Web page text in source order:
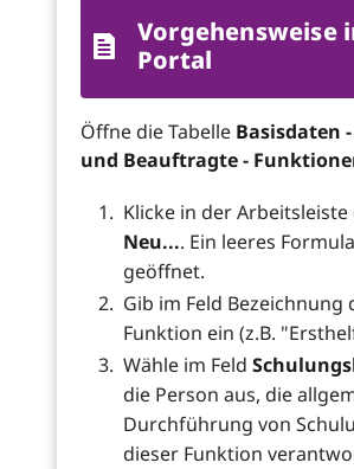
Vorgehensweise
Portal
Öffne die Tabelle Basisdaten
und Beauftragte -
Klicke in der
Neu.... Ein leeres
geöffnet.
Gib im Feld Bezeichnung
Funktion ein (z.B.
Wähle im Feld
die Person aus, die
Durchführung von
dieser Funktion